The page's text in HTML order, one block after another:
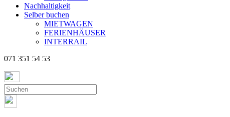
Nachhaltigkeit
Selber buchen
MIETWAGEN
FERIENHÄUSER
INTERRAIL
071 351 54 53